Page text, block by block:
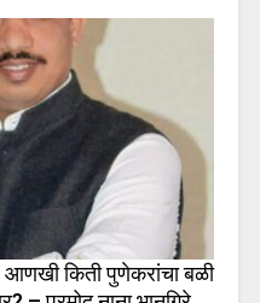
किती पुणेकरांचा बळी